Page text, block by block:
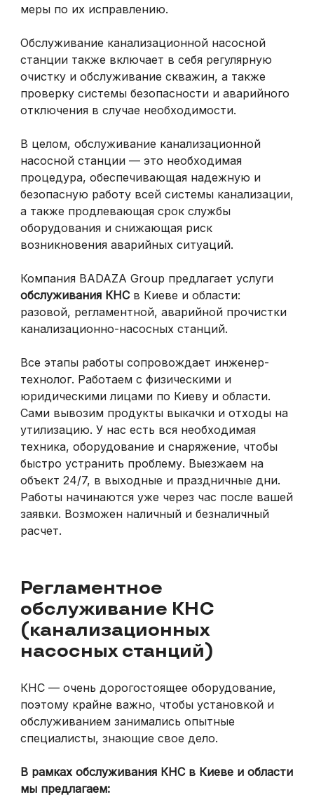
меры по их исправлению.
Обслуживание канализационной насосной
станции также включает в себя регулярную
очистку и обслуживание скважин, а также
проверку системы безопасности и аварийного
отключения в случае необходимости.
В целом, обслуживание канализационной
насосной станции — это необходимая
процедура, обеспечивающая надежную и
безопасную работу всей системы канализации,
а также продлевающая срок службы
оборудования и снижающая риск
возникновения аварийных ситуаций.
Компания BADAZA Group предлагает услуги
обслуживания КНСв Киеве и области:
разовой, регламентной, аварийной прочистки
канализационно-насосных станций.
Все этапы работы сопровождает инженер-
технолог. Работаем с физическими и
юридическими лицами по Киеву и области.
Сами вывозим продукты выкачки и отходы на
утилизацию. У нас есть вся необходимая
техника, оборудование и снаряжение, чтобы
быстро устранить проблему. Выезжаем на
объект 24/7, в выходные и праздничные дни.
Работы начинаются уже через час после вашей
заявки. Возможен наличный и безналичный
расчет.
Регламентное
обслуживание КНС
(канализационных
насосных станций)
КНС — очень дорогостоящее оборудование,
поэтому крайне важно, чтобы установкой и
обслуживанием занимались опытные
специалисты, знающие свое дело.
В рамках обслуживания КНС в Киеве и области
мы предлагаем: